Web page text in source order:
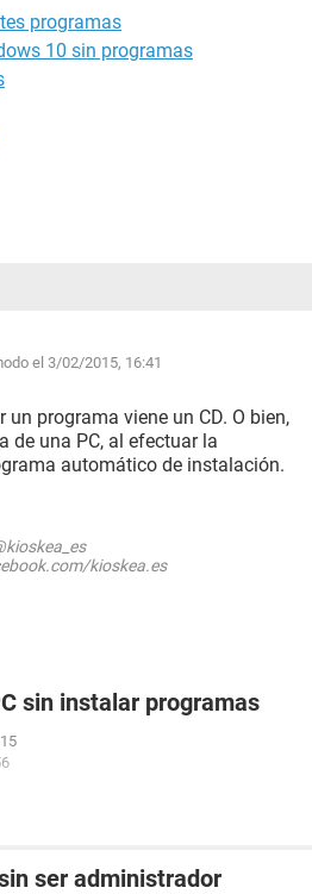
programas
10 sin programas
el 3/02/2015, 16:41
un programa viene un CD. O bien,
de una PC, al efectuar la
automático de instalación.
kioskea.es
sin instalar programas
ser administrador